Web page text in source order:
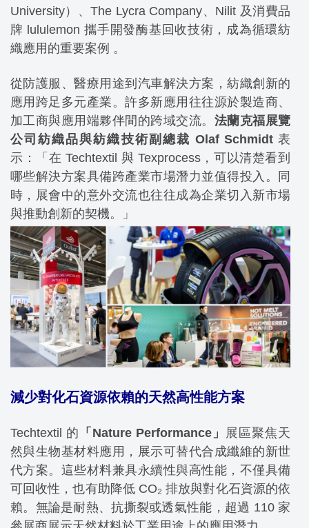
University）、The Lycra Company、Nilit 及消費品
牌 lululemon 攜手開發酶基回收技術，成為循環紡
織應用的重要案例 。
從防護服、醫療用途到汽車解決方案，紡織創新的
應用跨足多元產業。許多新應用往往源於製造商、
加工商與應用端夥伴間的跨域交流。 法蘭克福展覽
公司紡織品與紡織技術副總裁 Olaf Schmidt 表
示：「在 Techtextil 與 Texprocess，可以清楚看到
哪些解決方案具備跨產業市場潛力並值得投入。同
時，展會中的意外交流也往往成為企業切入新市場
與推動創新的契機。」
減少對化石資源依賴的天然高性能方案
Techtextil 的 「Nature Performance」 展區聚焦天
然與生物基材料應用，展示可替代合成纖維的新世
代方案。這些材料兼具永續性與高性能，不僅具備
可回收性，也有助降低 CO₂ 排放與對化石資源的依
賴。無論是耐熱、抗撕裂或透氣性能，超過 110 家